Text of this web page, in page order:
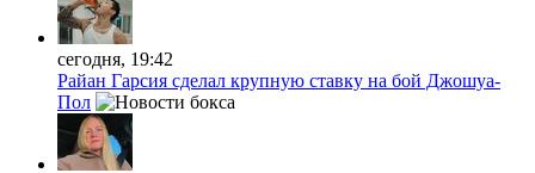
сегодня, 19:42
Райан Гарсия сделал крупную ставку на бой Джошуа-
Пол